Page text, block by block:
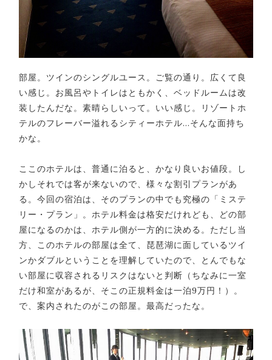
部屋。ツインのシングルユース。ご覧の通り。広くて良
い感じ。お風呂やトイレはともかく、ベッドルームは改
装したんだな。素晴らしいって。いい感じ。リゾートホ
テルのフレーバー溢れるシティーホテル…そんな面持ち
かな。
ここのホテルは、普通に泊ると、かなり良いお値段。し
かしそれでは客が来ないので、様々な割引プランがあ
る。今回の宿泊は、そのプランの中でも究極の「ミステ
リー・プラン」。ホテル料金は格安だけれども、どの部
屋になるのかは、ホテル側が一方的に決める。ただし当
方、このホテルの部屋は全て、琵琶湖に面しているツイ
ンかダブルということを理解していたので、とんでもな
い部屋に収容されるリスクはないと判断（ちなみに一室
だけ和室があるが、そこの正規料金は一泊9万円！）。
で、案内されたのがこの部屋。最高だったな。